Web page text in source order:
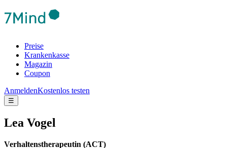
Preise
Krankenkasse
Magazin
Coupon
AnmeldenKostenlos testen
☰
Lea Vogel
Verhaltenstherapeutin (ACT)